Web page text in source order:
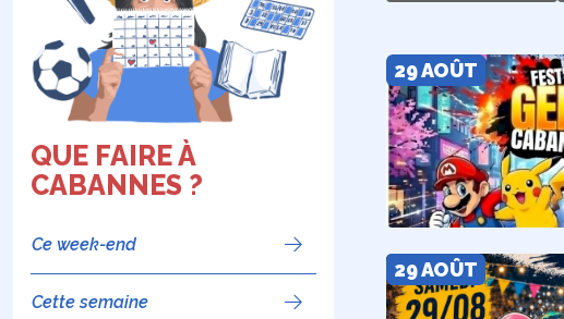
QUE FAIRE À
CABANNES ?
Ce week-end
Cette semaine
29 AOÛT
29 AOÛT